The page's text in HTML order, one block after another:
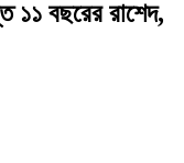
১১ বছরের রাশেদ,